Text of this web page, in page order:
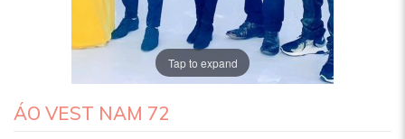
Tap to expand
ÁO VEST NAM 72